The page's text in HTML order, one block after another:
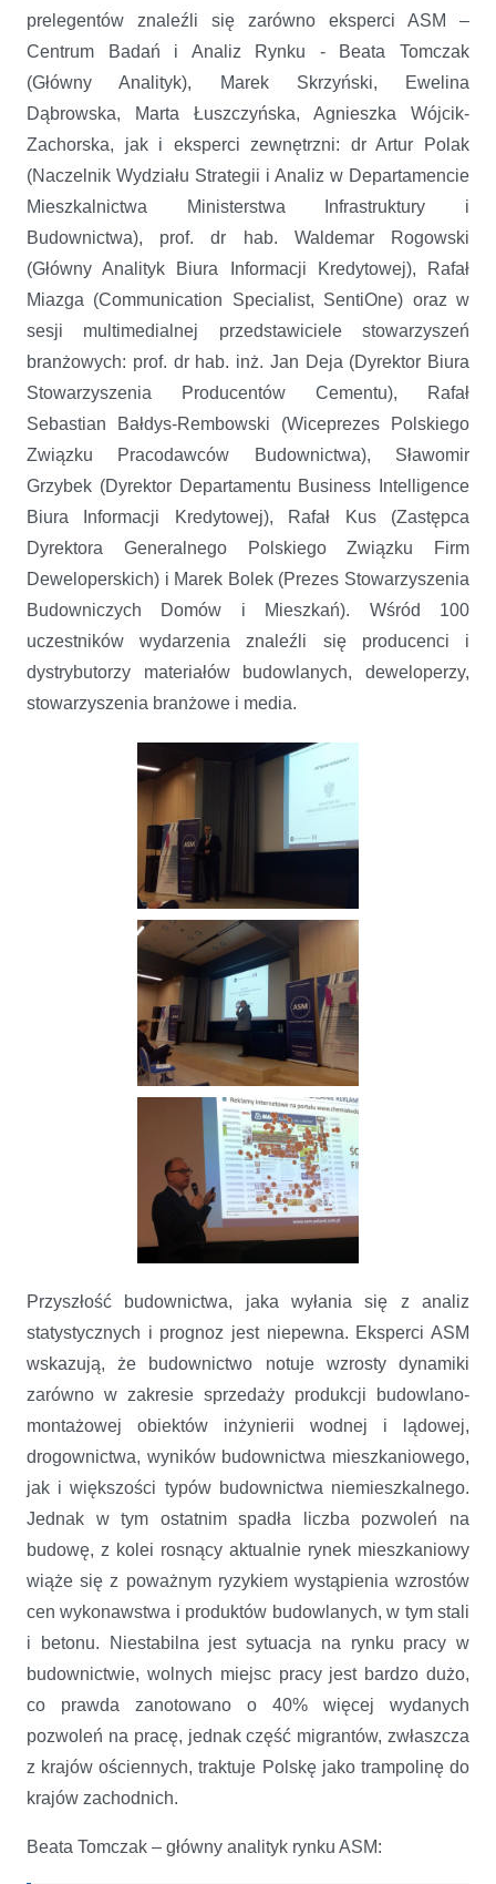
prelegentów znaleźli się zarówno eksperci ASM –
Centrum Badań i Analiz Rynku - Beata Tomczak
(Główny Analityk), Marek Skrzyński, Ewelina
Dąbrowska, Marta Łuszczyńska, Agnieszka Wójcik-
Zachorska, jak i eksperci zewnętrzni: dr Artur Polak
(Naczelnik Wydziału Strategii i Analiz w Departamencie
Mieszkalnictwa Ministerstwa Infrastruktury i
Budownictwa), prof. dr hab. Waldemar Rogowski
(Główny Analityk Biura Informacji Kredytowej), Rafał
Miazga (Communication Specialist, SentiOne) oraz w
sesji multimedialnej przedstawiciele stowarzyszeń
branżowych: prof. dr hab. inż. Jan Deja (Dyrektor Biura
Stowarzyszenia Producentów Cementu), Rafał
Sebastian Bałdys-Rembowski (Wiceprezes Polskiego
Związku Pracodawców Budownictwa), Sławomir
Grzybek (Dyrektor Departamentu Business Intelligence
Biura Informacji Kredytowej), Rafał Kus (Zastępca
Dyrektora Generalnego Polskiego Związku Firm
Deweloperskich) i Marek Bolek (Prezes Stowarzyszenia
Budowniczych Domów i Mieszkań). Wśród 100
uczestników wydarzenia znaleźli się producenci i
dystrybutorzy materiałów budowlanych, deweloperzy,
stowarzyszenia branżowe i media.
Przyszłość budownictwa, jaka wyłania się z analiz
statystycznych i prognoz jest niepewna. Eksperci ASM
wskazują, że budownictwo notuje wzrosty dynamiki
zarówno w zakresie sprzedaży produkcji budowlano-
montażowej obiektów inżynierii wodnej i lądowej,
drogownictwa, wyników budownictwa mieszkaniowego,
jak i większości typów budownictwa niemieszkalnego.
Jednak w tym ostatnim spadła liczba pozwoleń na
budowę, z kolei rosnący aktualnie rynek mieszkaniowy
wiąże się z poważnym ryzykiem wystąpienia wzrostów
cen wykonawstwa i produktów budowlanych, w tym stali
i betonu. Niestabilna jest sytuacja na rynku pracy w
budownictwie, wolnych miejsc pracy jest bardzo dużo,
co prawda zanotowano o 40% więcej wydanych
pozwoleń na pracę, jednak część migrantów, zwłaszcza
z krajów ościennych, traktuje Polskę jako trampolinę do
krajów zachodnich.
Beata Tomczak – główny analityk rynku ASM: